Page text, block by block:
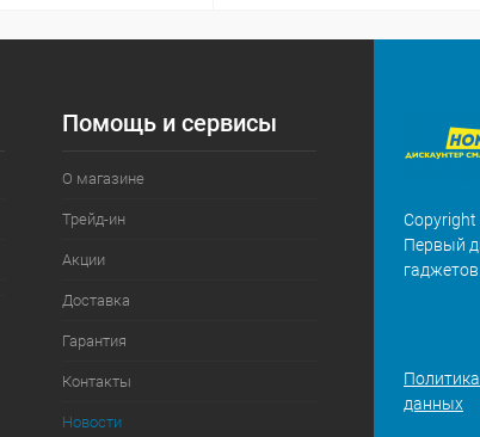
Помощь и сервисы
О магазине
Трейд-ин
Акции
Доставка
Гарантия
Контакты
Новости
Copyright
Первый
данных